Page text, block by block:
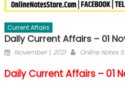
Current Affairs
Daily Current Affairs – 01
November 1, 2021 Online Notes
Daily Current Affairs – 01